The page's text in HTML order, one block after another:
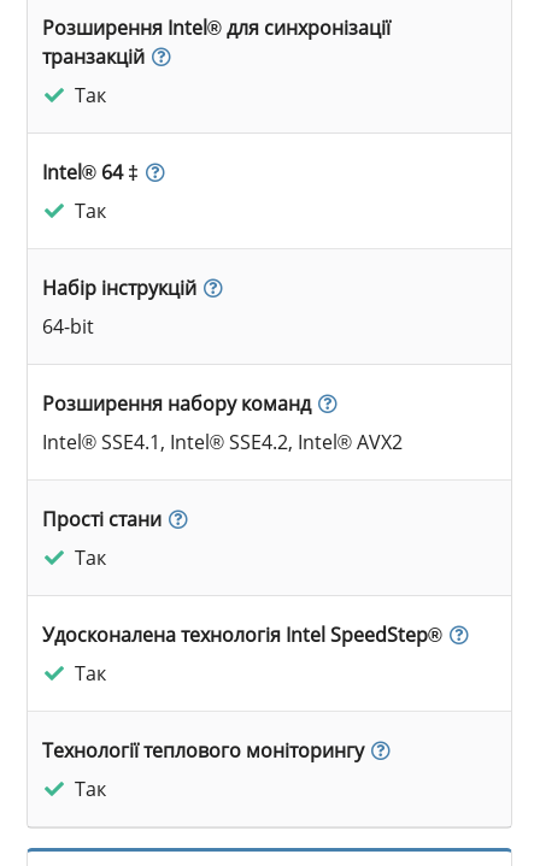
Розширення Intel® для синхронізації
транзакцій
Так
Intel® 64 ‡
Так
Набір інструкцій
64-bit
Розширення набору команд
Intel® SSE4.1, Intel® SSE4.2, Intel® AVX2
Прості стани
Так
Удосконалена технологія Intel SpeedStep®
Так
Технології теплового моніторингу
Так